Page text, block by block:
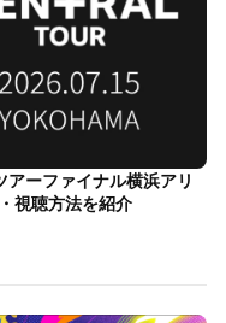
ーファイナル横浜アリ
視聴方法を紹介